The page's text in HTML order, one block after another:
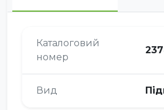
Каталоговий
номер
Вид